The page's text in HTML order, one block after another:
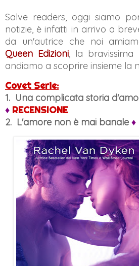
Salve readers, oggi siamo
notizie, è infatti in arrivo a
da un'autrice che noi
Queen Edizioni, la bravissima
andiamo a scoprire insieme la
Covet Serie:
1. Una complicata storia
♦ RECENSIONE
2. L'amore non è mai banale ♦